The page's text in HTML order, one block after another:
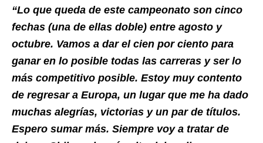
“Lo que queda de este campeonato son cinco
fechas (una de ellas doble) entre agosto y
octubre. Vamos a dar el cien por ciento para
ganar en lo posible todas las carreras y ser lo
más competitivo posible. Estoy muy contento
de regresar a Europa, un lugar que me ha dado
muchas alegrías, victorias y un par de títulos.
Espero sumar más. Siempre voy a tratar de